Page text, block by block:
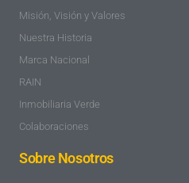
Misión, Visión y Valores
Nuestra Historia
Marca Nacional
RAIN
Inmobiliaria Verde
Colaboraciones
Sobre Nosotros